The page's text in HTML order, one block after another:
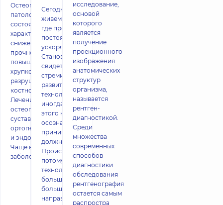
Остеопороз –
патологическое
состояние,
характеризующееся
снижением
прочности костей,
повышением их
хрупкости и
разрушением
костной ткани.
Лечением
остеопороза
суставов занимаются
ортопед, ревматолог
и эндокринолог.
Чаще всего
заболевание встреч
Сегодня мы
живем в мире,
где прогресс
постоянно
ускоряется.
Становимся
свидетелями
стремительного
развития
технологий,
иногда даже
этого не
осознавая,
принимая как
должное.
Происходит так
потому, что
технологии все
больше и
больше
направлены на
исследование,
основой
которого
является
получение
проекционного
изображения
анатомических
структур
организма,
называется
рентген-
диагностикой.
Среди
множества
современных
способов
диагностики
обследования
рентгенография
остается самым
распростра